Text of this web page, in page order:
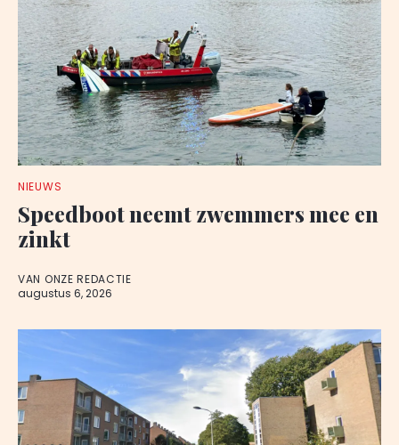
NIEUWS
Speedboot neemt zwemmers mee en
zinkt
VAN ONZE REDACTIE
augustus 6, 2026